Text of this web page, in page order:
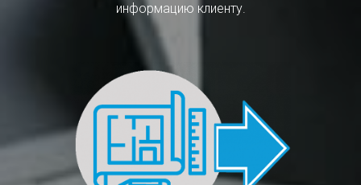
информацию клиенту.